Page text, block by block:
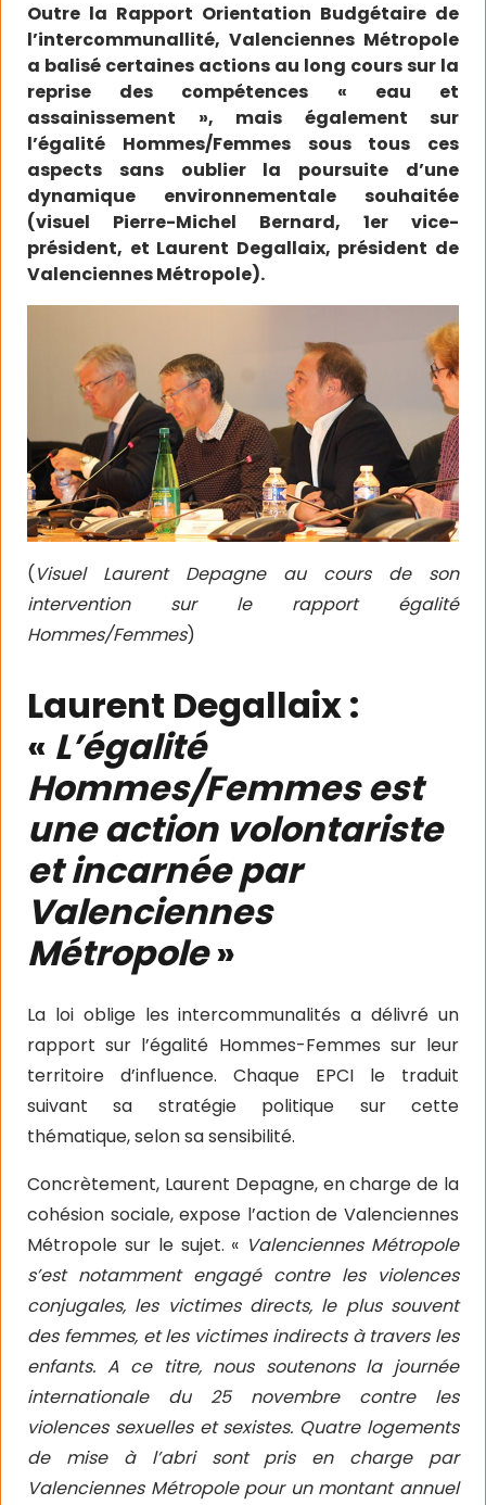
Outre la Rapport Orientation Budgétaire de
l’intercommunallité, Valenciennes Métropole
a balisé certaines actions au long cours sur la
reprise des compétences « eau et
assainissement », mais également sur
l’égalité Hommes/Femmes sous tous ces
aspects sans oublier la poursuite d’une
dynamique environnementale souhaitée
(visuel Pierre-Michel Bernard, 1er vice-
président, et Laurent Degallaix, président de
Valenciennes Métropole).
(Visuel Laurent Depagne au cours de son
intervention sur le rapport égalité
Hommes/Femmes)
Laurent Degallaix :
« L’égalité
Hommes/Femmes est
une action volontariste
et incarnée par
Valenciennes
Métropole»
La loi oblige les intercommunalités a délivré un
rapport sur l’égalité Hommes-Femmes sur leur
territoire d’influence. Chaque EPCI le traduit
suivant sa stratégie politique sur cette
thématique, selon sa sensibilité.
Concrètement, Laurent Depagne, en charge de la
cohésion sociale, expose l’action de Valenciennes
Métropole sur le sujet. « Valenciennes Métropole
s’est notamment engagé contre les violences
conjugales, les victimes directs, le plus souvent
des femmes, et les victimes indirects à travers les
enfants. A ce titre, nous soutenons la journée
internationale du 25 novembre contre les
violences sexuelles et sexistes. Quatre logements
de mise à l’abri sont pris en charge par
Valenciennes Métropole pour un montant annuel